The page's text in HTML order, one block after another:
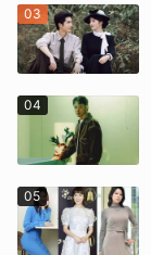
03
04
05